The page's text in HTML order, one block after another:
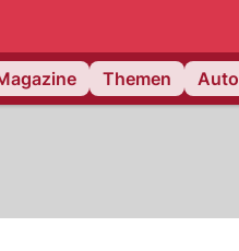
Themen Auto